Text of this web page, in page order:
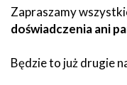
Zapraszamy
doświadczenia ani
Będzie to już drugie